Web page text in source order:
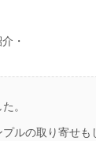
・
。
ルの取り寄せも